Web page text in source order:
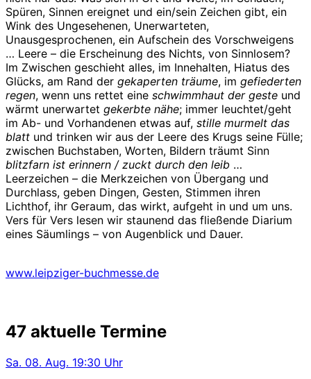
Spüren, Sinnen ereignet und ein/sein Zeichen gibt, ein
Wink des Ungesehenen, Unerwarteten,
Unausgesprochenen, ein Aufschein des Vorschweigens
… Leere – die Erscheinung des Nichts, von Sinnlosem?
Im Zwischen geschieht alles, im Innehalten, Hiatus des
Glücks, am Rand der gekaperten träume, im gefiederten
regen, wenn uns rettet eine schwimmhaut der geste und
wärmt unerwartet gekerbte nähe; immer leuchtet/geht
im Ab- und Vorhandenen etwas auf, stille murmelt das
blatt und trinken wir aus der Leere des Krugs seine Fülle;
zwischen Buchstaben, Worten, Bildern träumt Sinn
blitzfarn ist erinnern / zuckt durch den leib …
Leerzeichen – die Merkzeichen von Übergang und
Durchlass, geben Dingen, Gesten, Stimmen ihren
Lichthof, ihr Geraum, das wirkt, aufgeht in und um uns.
Vers für Vers lesen wir staunend das fließende Diarium
eines Säumlings – von Augenblick und Dauer.
www.leipziger-buchmesse.de
47 aktuelle Termine
Sa. 08. Aug. 19:30 Uhr